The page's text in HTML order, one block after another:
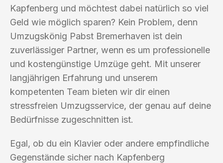
Kapfenberg und möchtest dabei natürlich so viel
Geld wie möglich sparen? Kein Problem, denn
Umzugskönig Pabst Bremerhaven ist dein
zuverlässiger Partner, wenn es um professionelle
und kostengünstige Umzüge geht. Mit unserer
langjährigen Erfahrung und unserem
kompetenten Team bieten wir dir einen
stressfreien Umzugsservice, der genau auf deine
Bedürfnisse zugeschnitten ist.
Egal, ob du ein Klavier oder andere empfindliche
Gegenstände sicher nach Kapfenberg